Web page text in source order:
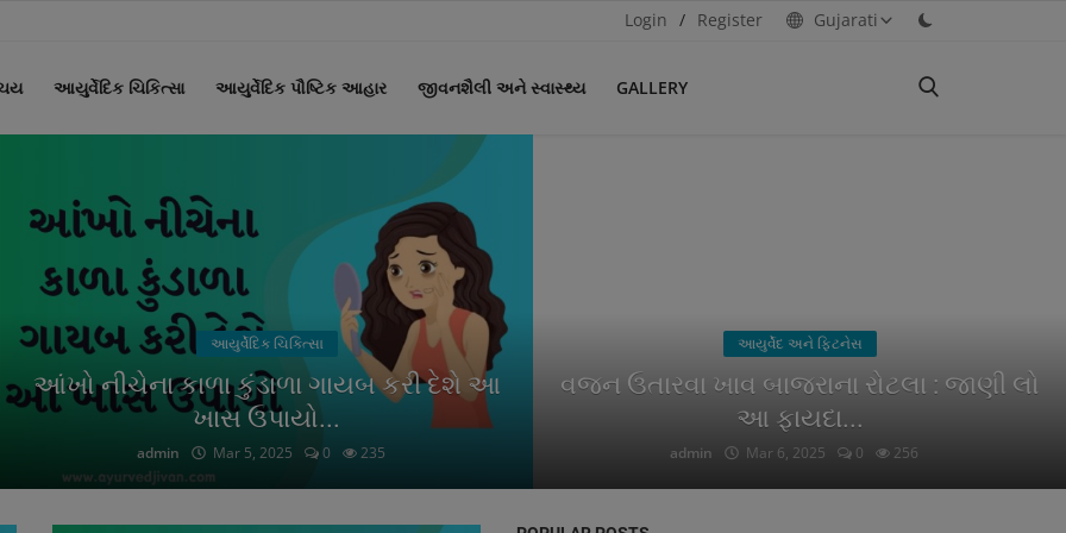
Login / Register Gujarati
આયુર્વેદિક ચિકિત્સા આયુર્વેદિક પૌષ્ટિક આહાર જીવનશૈલી અને સ્વાસ્થ્ય GALLERY
આયુર્વેદ અને ફિટનેસ
વજન ઉતારવા ખાવ બાજરાના રોટલા : જાણી લો
આ ફાયદા...
admin Mar 6, 2025 0 256
આયુર્વેદિક ચિકિત્સા
ખાંસી ( ઉધરસ )
admin Mar 1, 2025 0 242